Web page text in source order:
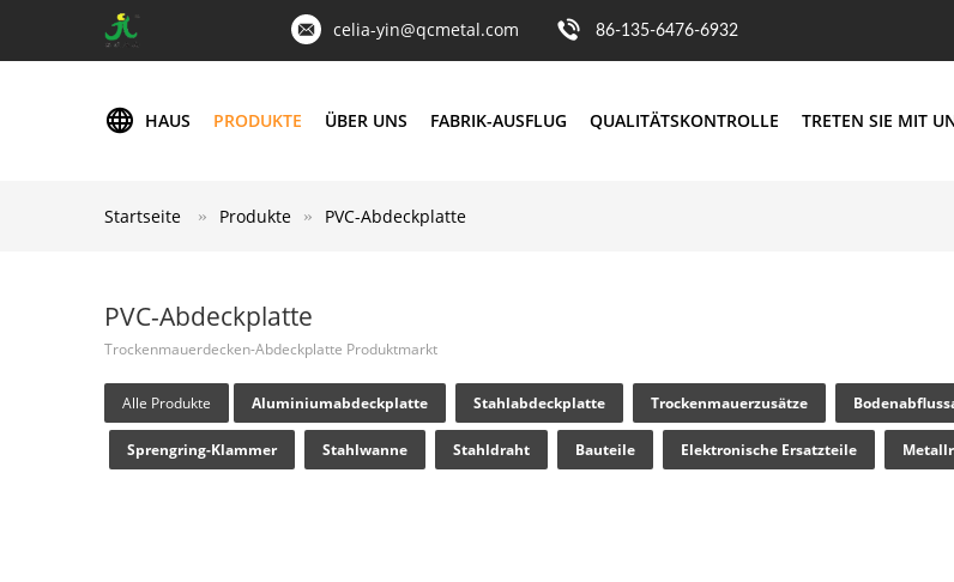
celia-yin@qcmetal.com 86-135-6476-6932
HAUS PRODUKTE ÜBER UNS FABRIK-AUSFLUG QUALITÄTSKONTROLLE TRETEN SIE MIT
Startseite Produkte PVC-Abdeckplatte
PVC-Abdeckplatte
Trockenmauerdecken-Abdeckplatte Produktmarkt
Alle Produkte Aluminiumabdeckplatte Stahlabdeckplatte Trockenmauerzusätze
Sprengring-Klammer Stahlwanne Stahldraht Bauteile Elektronische Ersatzteile